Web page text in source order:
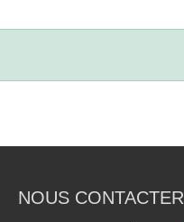
NOUS CONTACTER